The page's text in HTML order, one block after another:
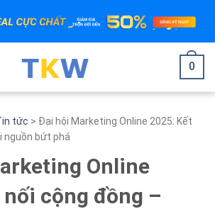
0
tức > Đại hội Marketing Online 2025: Kết
nguồn bứt phá
Online
nối cộng đồng –